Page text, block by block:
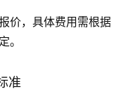
价，具体费用需根据
。
准